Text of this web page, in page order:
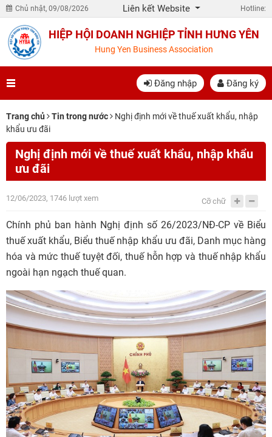
Chủ nhật, 09/08/2026 Liên kết Website Hotline:
HIỆP HỘI DOANH NGHIỆP TỈNH HƯNG YÊN
Hung Yen Business Association
Đăng nhập Đăng ký
Trang chủ Tin trong nước
Nghị định mới về thuế xuất khẩu, nhập
khẩu ưu đãi
Nghị định mới về thuế xuất khẩu, nhập khẩu
ưu đãi
12/06/2023, 1746 lượt xem Cỡ chữ
Chính phủ ban hành Nghị định số 26/2023/NĐ-CP về Biểu
thuế xuất khẩu, Biểu thuế nhập khẩu ưu đãi, Danh mục hàng
hóa và mức thuế tuyệt đối, thuế hỗn hợp và thuế nhập khẩu
ngoài hạn ngạch thuế quan.